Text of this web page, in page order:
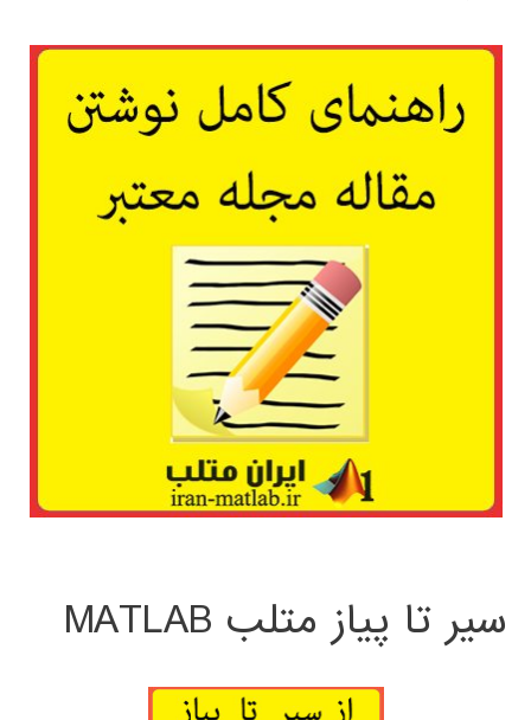
سیر تا پیاز متلب MATLAB